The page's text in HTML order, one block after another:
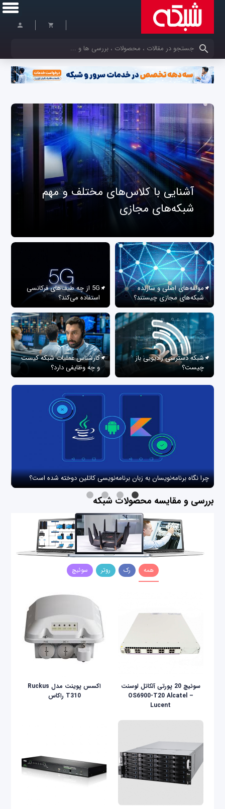
کلمات کلیدی خود را وارد کنید
آشنایی با کلاس‌های مختلف و مهم
شبکه‌های مجازی
مولفه‌های اصلی و سازنده
شبکه‌های مجازی چیستند؟
5G از چه طیف‌های فرکانسی
استفاده می‌کند؟
شبکه دسترسی رادیویی باز
چیست؟
کارشناس عملیات شبکه کیست
و چه وظایفی دارد؟
چرا نگاه برنامه‌نویسان به زبان برنامه‌نویسی کاتلین دوخته شده است؟
بررسی و مقایسه محصولات شبکه
همه رک روتر سوئیچ
سوئیچ 20 پورتی آلکاتل لوسنت
OS6900-T20 Alcatel –
Lucent
اکسس پوینت مدل Ruckus
T310 راکاس